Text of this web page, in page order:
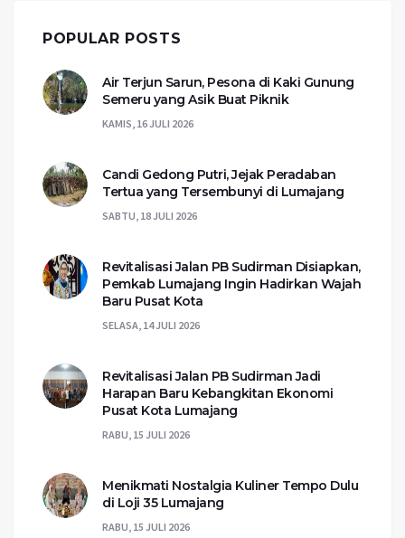
POPULAR POSTS
Air Terjun Sarun, Pesona di Kaki Gunung
Semeru yang Asik Buat Piknik
KAMIS, 16 JULI 2026
Candi Gedong Putri, Jejak Peradaban
Tertua yang Tersembunyi di Lumajang
SABTU, 18 JULI 2026
Revitalisasi Jalan PB Sudirman Disiapkan,
Pemkab Lumajang Ingin Hadirkan Wajah
Baru Pusat Kota
SELASA, 14 JULI 2026
Revitalisasi Jalan PB Sudirman Jadi
Harapan Baru Kebangkitan Ekonomi
Pusat Kota Lumajang
RABU, 15 JULI 2026
Menikmati Nostalgia Kuliner Tempo Dulu
di Loji 35 Lumajang
RABU, 15 JULI 2026